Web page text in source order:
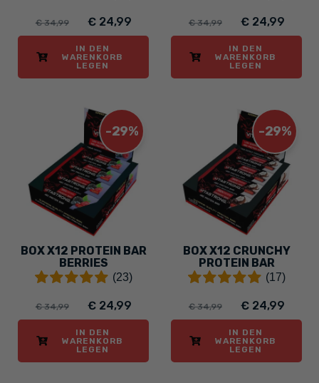
€ 34,99 € 24,99
IN DEN
WARENKORB
LEGEN
€ 34,99 € 24,99
IN DEN
WARENKORB
LEGEN
-29%
BOX X12 PROTEIN BAR
BERRIES
(23)
€ 34,99 € 24,99
IN DEN
WARENKORB
LEGEN
-29%
BOX X12 CRUNCHY
PROTEIN BAR
CHOCOLATE &
COCONUT
(17)
€ 34,99 € 24,99
IN DEN
WARENKORB
LEGEN